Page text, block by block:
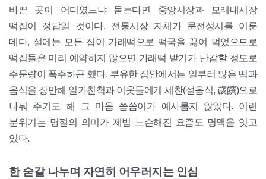
바쁜 곳이 어디였느냐 묻는다면 중앙시장과 모래내시장
떡집이 정답일 것이다. 전통시장 자체가 문전성시를 이룬
데다, 설에는 모든 집이 가래떡으로 떡국을 끓여 먹었으므로
떡집들은 미리 예약하지 않으면 가래떡 받기가 난감할 정도로
주문량이 폭주하곤 했다. 부유한 집안에서는 일부러 많은 떡과
음식을 장만해 일가친척과 이웃들에게 세찬(설음식, 歲饌)으로
나눠 주기도 해 그 마음 씀씀이가 예사롭지 않았다. 이런
분위기는 명절의 의미가 제법 느슨해진 요즘도 명맥을 잇고
있다.
한 숟갈 나누며 자연히 어우러지는 인심